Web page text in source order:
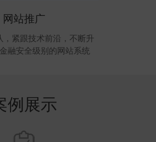
网站推广
，紧跟技术前沿，不断升
融安全级别的网站系统
例展示